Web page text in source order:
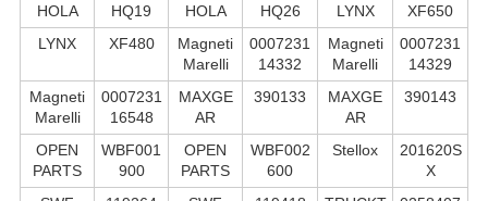
HOLA HQ19 HOLA HQ26 LYNX
XF650
LYNX
XF480
Magneti
Marelli
0007231
14332
Magneti
Marelli
0007231
14329
Magneti
Marelli
0007231
16548
MAXGE
AR
390133
MAXGE
AR
390143
OPEN
PARTS
WBF001
900
OPEN
PARTS
WBF002
600
Stellox
201620S
X